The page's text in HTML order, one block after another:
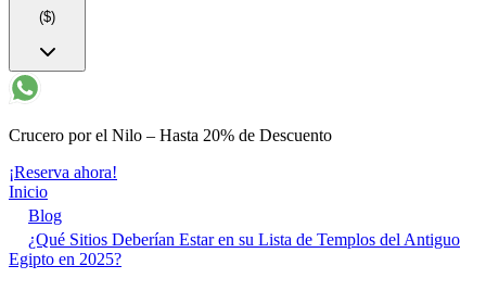
($)
Crucero por el Nilo – Hasta 20% de Descuento
¡Reserva ahora!
Inicio
Blog
¿Qué Sitios Deberían Estar en su Lista de Templos del Antiguo
Egipto en 2025?